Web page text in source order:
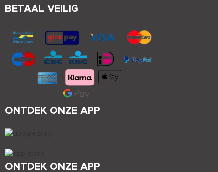
ONTDEK ONZE APP
ONTDEK ONZE APP
BETAAL VEILIG